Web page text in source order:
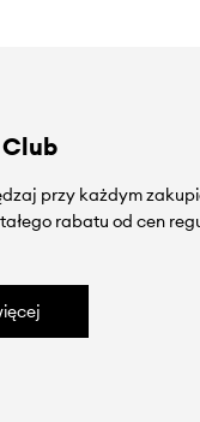
przy każdym
rabatu od cen